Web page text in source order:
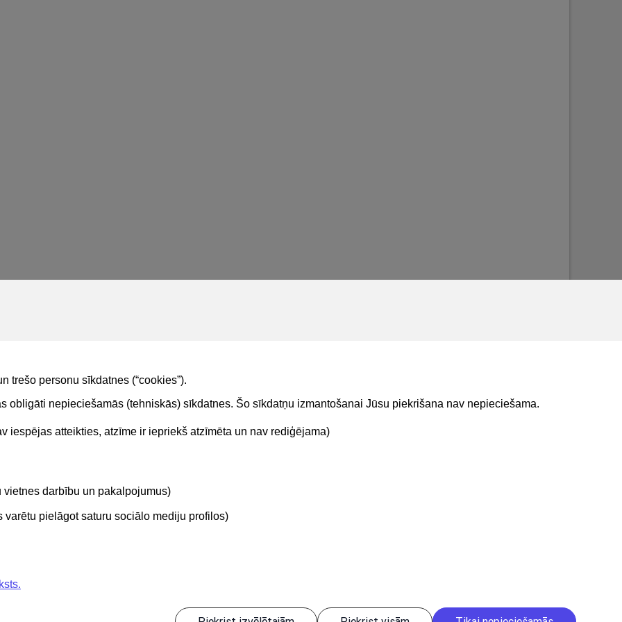
trešo personu sīkdatnes (“cookies”).
obligāti nepieciešamās (tehniskās) sīkdatnes. Šo sīkdatņu izmantošanai Jūsu piekrišana nav nepieciešama.
iespējas atteikties, atzīme ir iepriekš atzīmēta un nav rediģējama)
darbību un pakalpojumus)
pielāgot saturu sociālo mediju profilos)
BIS atbalsta dienesta tālrunis: